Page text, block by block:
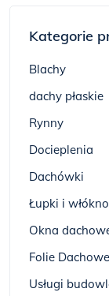
Kategorie
Blachy
dachy płaskie
Rynny
Docieplenia
Dachówki
Łupki i
Okna
Folie Dachowe
Usługi